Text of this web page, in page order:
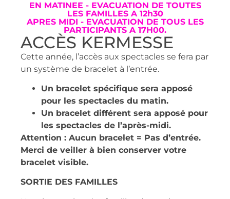
EN MATINEE - EVACUATION DE TOUTES
LES FAMILLES A 12h30
APRES MIDI - EVACUATION DE TOUS LES
PARTICIPANTS A 17H00.
ACCÈS KERMESSE
Cette année, l’accès aux spectacles se fera par
un système de bracelet à l’entrée.
Un bracelet spécifique sera apposé
pour les spectacles du matin.
Un bracelet différent sera apposé pour
les spectacles de l’après-midi.
Attention : Aucun bracelet = Pas d’entrée.
Merci de veiller à bien conserver votre
bracelet visible.
SORTIE DES FAMILLES